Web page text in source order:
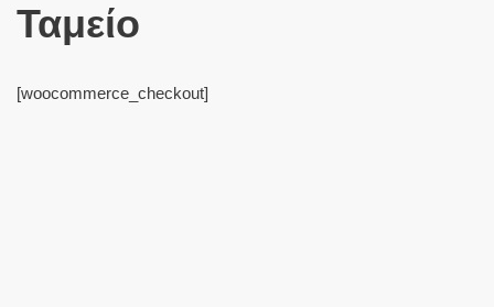
Ταμείο
[woocommerce_checkout]